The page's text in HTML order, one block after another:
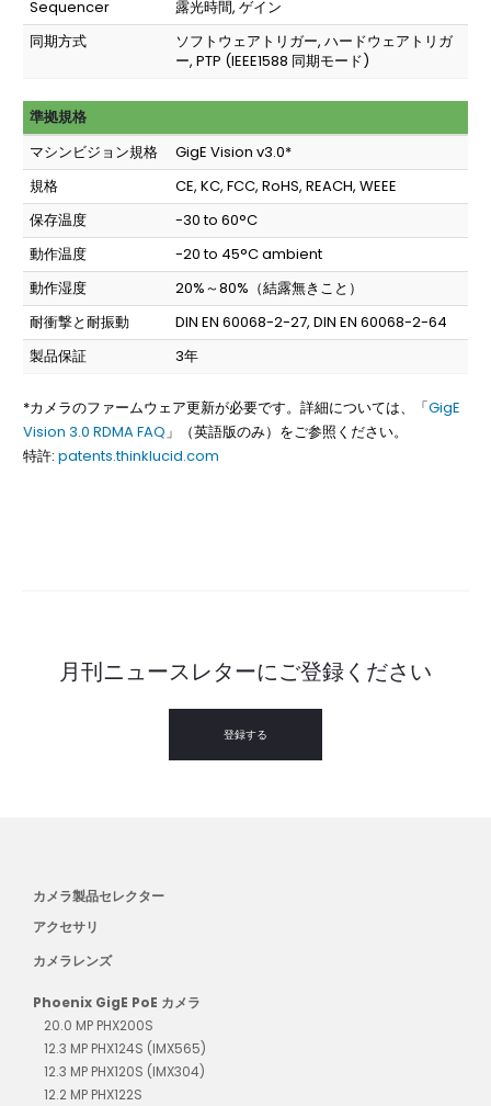
Sequencer
露光時間, ゲイン
同期方式
ソフトウェアトリガー, ハードウェアトリガ
ー, PTP (IEEE1588 同期モード)
準拠規格
マシンビジョン規格
GigE Vision v3.0*
規格
CE, KC, FCC, RoHS, REACH, WEEE
保存温度
-30 to 60°C
動作温度
-20 to 45°C ambient
動作湿度
20%～80%（結露無きこと）
耐衝撃と耐振動
DIN EN 60068-2-27, DIN EN 60068-2-64
製品保証
3年
*カメラのファームウェア更新が必要です。詳細については、「GigE
Vision 3.0 RDMA FAQ 」（英語版のみ）をご参照ください。
特許: patents.thinklucid.com
月刊ニュースレターにご登録ください
登録する
カメラ製品セレクター
アクセサリ
カメラレンズ
Phoenix GigE PoE カメラ
20.0 MP PHX200S
12.3 MP PHX124S (IMX565)
12.3 MP PHX120S (IMX304)
12.2 MP PHX122S